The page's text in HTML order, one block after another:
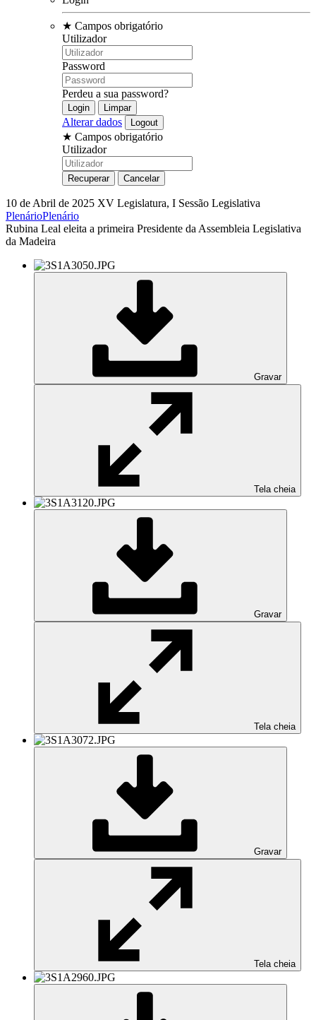
★ Campos obrigatório
Utilizador
Password
Perdeu a sua password?
Alterar dados
★ Campos obrigatório
Utilizador
10 de Abril de 2025 XV Legislatura, I Sessão Legislativa
PlenárioPlenário
Rubina Leal eleita a primeira Presidente da Assembleia Legislativa
da Madeira
Gravar
Tela cheia
Gravar
Tela cheia
Gravar
Tela cheia